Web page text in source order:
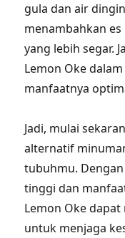
gula dan air
menambahkan
yang lebih segar.
Lemon Oke
manfaatnya
Jadi, mulai
alternatif
tubuhmu.
tinggi dan
Lemon Oke
untuk menjaga